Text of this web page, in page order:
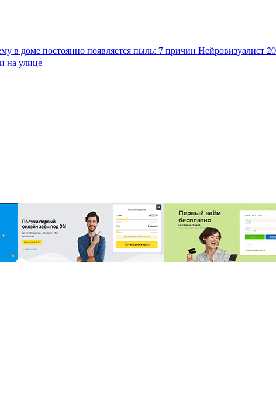
в доме постоянно появляется пыль: 7 причин Нейровизуалист
на улице